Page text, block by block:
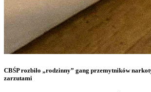
CBŚP rozbiło „rodzinny” gang przemytników
zarzutami